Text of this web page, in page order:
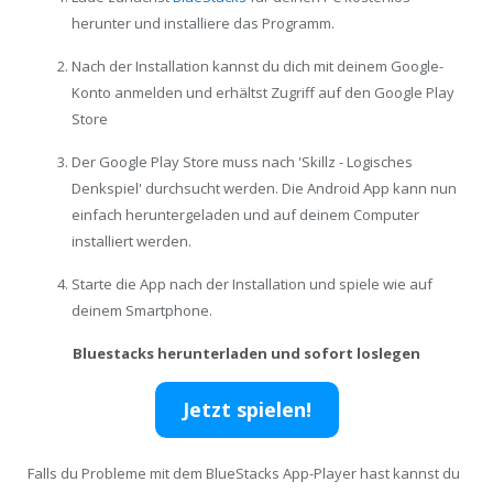
herunter und installiere das Programm.
Nach der Installation kannst du dich mit deinem Google-
Konto anmelden und erhältst Zugriff auf den Google Play
Store
Der Google Play Store muss nach 'Skillz - Logisches
Denkspiel' durchsucht werden. Die Android App kann nun
einfach heruntergeladen und auf deinem Computer
installiert werden.
Starte die App nach der Installation und spiele wie auf
deinem Smartphone.
Bluestacks herunterladen und sofort loslegen
Jetzt spielen!
Falls du Probleme mit dem BlueStacks App-Player hast kannst du